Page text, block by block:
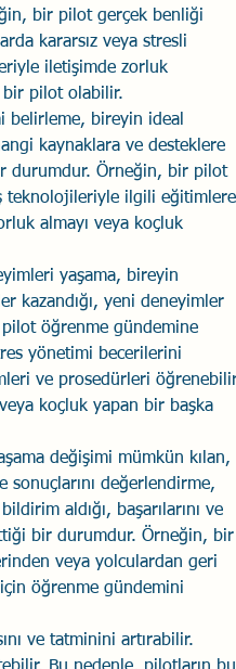
bir pilot gerçek benliği
kararsız veya stresli
iletişimde zorluk
bir pilot olabilir.
belirleme, bireyin ideal
kaynaklara ve desteklere
durumdur. Örneğin, bir pilot
teknolojileriyle ilgili eğitimlere
almayı veya koçluk
yaşama, bireyin
kazandığı, yeni deneyimler
öğrenme gündemine
yönetimi becerilerini
ve prosedürleri
koçluk yapan bir başka
değişimi mümkün kılan,
değerlendirme,
aldığı, başarılarını ve
bir durumdur. Örneğin, bir
veya yolculardan geri
öğrenme gündemini
ve tatminini artırabilir.